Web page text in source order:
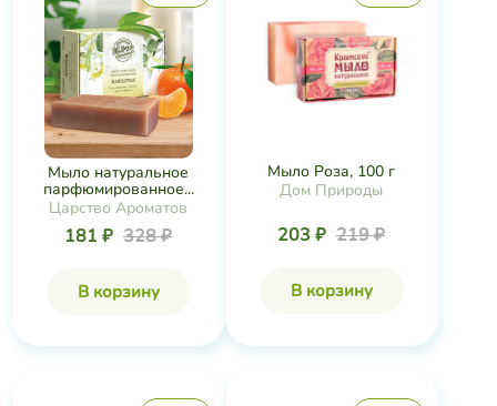
Мыло натуральное
парфюмированное...
Царство Ароматов
181 ₽ 328 ₽
В корзину
Мыло Роза, 100 г
Дом Природы
203 ₽ 219 ₽
В корзину